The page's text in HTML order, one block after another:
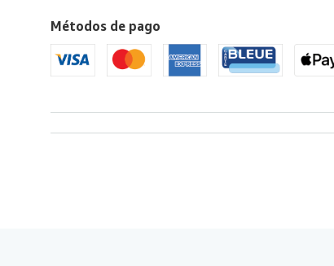
Estados
Unidos
de
America
Métodos de pago